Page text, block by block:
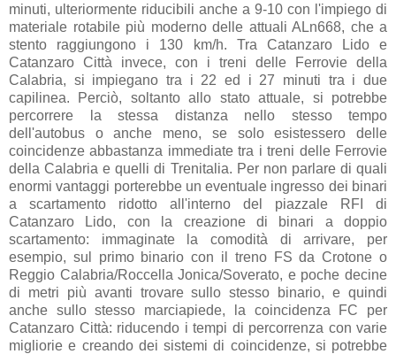
minuti, ulteriormente riducibili anche a 9-10 con l'impiego di
materiale rotabile più moderno delle attuali ALn668, che a
stento raggiungono i 130 km/h. Tra Catanzaro Lido e
Catanzaro Città invece, con i treni delle Ferrovie della
Calabria, si impiegano tra i 22 ed i 27 minuti tra i due
capilinea. Perciò, soltanto allo stato attuale, si potrebbe
percorrere la stessa distanza nello stesso tempo
dell'autobus o anche meno, se solo esistessero delle
coincidenze abbastanza immediate tra i treni delle Ferrovie
della Calabria e quelli di Trenitalia. Per non parlare di quali
enormi vantaggi porterebbe un eventuale ingresso dei binari
a scartamento ridotto all'interno del piazzale RFI di
Catanzaro Lido, con la creazione di binari a doppio
scartamento: immaginate la comodità di arrivare, per
esempio, sul primo binario con il treno FS da Crotone o
Reggio Calabria/Roccella Jonica/Soverato, e poche decine
di metri più avanti trovare sullo stesso binario, e quindi
anche sullo stesso marciapiede, la coincidenza FC per
Catanzaro Città: riducendo i tempi di percorrenza con varie
migliorie e creando dei sistemi di coincidenze, si potrebbe